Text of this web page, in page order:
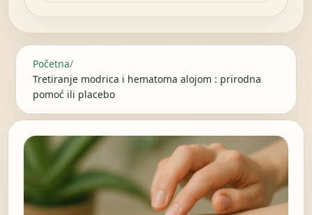
Početna/
Tretiranje modrica i hematoma alojom : prirodna
pomoć ili placebo